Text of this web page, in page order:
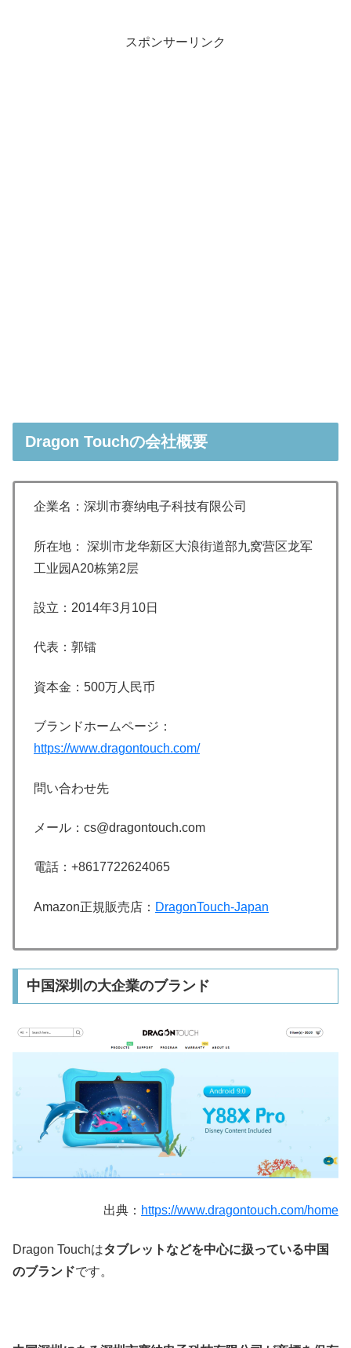
スポンサーリンク
Dragon Touchの会社概要
企業名：深圳市赛纳电子科技有限公司
所在地： 深圳市龙华新区大浪街道部九窝营区龙军
工业园A20栋第2层
設立： 2014年3月10日
代表：郭镭
資本金： 500万人民币
ブランドホームページ：
https://www.dragontouch.com/
問い合わせ先
メール：cs@dragontouch.com
電話：+8617722624065
Amazon正規販売店： DragonTouch-Japan
中国深圳の大企業のブランド
出典： https://www.dragontouch.com/home
Dragon Touchはタブレットなどを中心に扱っている中国
のブランドです。